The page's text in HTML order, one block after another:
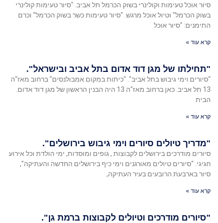
סיור אוכל טעימות וקולינרי בשוק הכרמל תל אביב. "סיור טעימות קולינרי
בשוק הכרמל" וטיול אוכל מרגש. "סיור טעימות כשר בשוק הכרמל" וכרם
התימנים: "סיור אוכל
קרא עוד »
"תחילתו של מגן דוד אדום בתל אביב ובישראל".
"סיורים וימי גיבוש בתל אביב". "כיתות במקום אמבולנסים" ברחוב מאז"ה
13 תל אביב. כאן ברחוב מאז"ה 13 היה הבנין הראשון של מגן דוד אדום.
הבית
קרא עוד »
"מדריך טיולים סיורים וימי גיבוש בירושלים".
סיורים מודרכים בירושלים לקבוצות , גופים ומוסדות, ימי הולדת וכל אירוע
חגיגי. "סיורים טיולים מאורגנים וימי כיף בירושלים החדשה והעתיקה",
סיור בארבעת הרובעים בעיר העתיקה,
קרא עוד »
"סיורים מודרכים וטיולים לקבוצות ברמת גן".